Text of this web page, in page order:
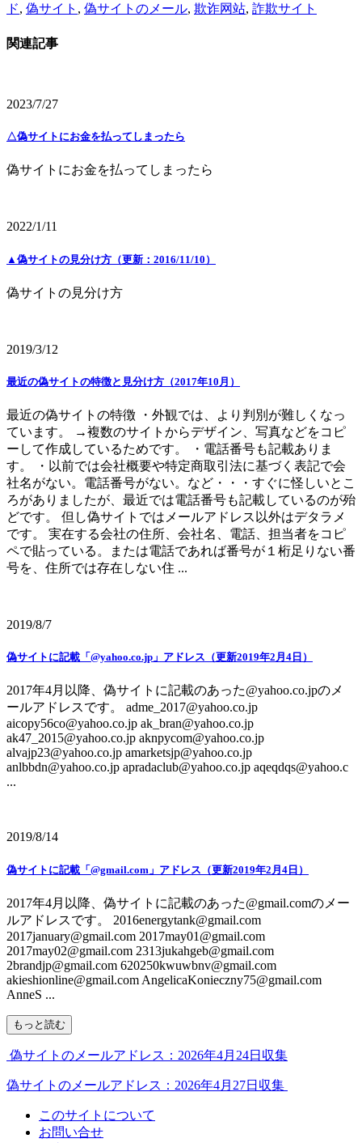
ド, 偽サイト , 偽サイトのメール, 欺诈网站, 詐欺サイト
関連記事
2023/7/27
△偽サイトにお金を払ってしまったら
偽サイトにお金を払ってしまったら
2022/1/11
▲偽サイトの見分け方（更新：2016/11/10）
偽サイトの見分け方
2019/3/12
最近の偽サイトの特徴と見分け方（2017年10月）
最近の偽サイトの特徴 ・外観では、より判別が難しくなっ
ています。 →複数のサイトからデザイン、写真などをコピ
ーして作成しているためです。 ・電話番号も記載ありま
す。 ・以前では会社概要や特定商取引法に基づく表記で会
社名がない。電話番号がない。など・・・すぐに怪しいとこ
ろがありましたが、最近では電話番号も記載しているのが殆
どです。 但し偽サイトではメールアドレス以外はデタラメ
です。 実在する会社の住所、会社名、電話、担当者をコピ
ペで貼っている。または電話であれば番号が１桁足りない番
号を、住所では存在しない住 ...
2019/8/7
偽サイトに記載「@yahoo.co.jp」アドレス（更新2019年2月4日）
2017年4月以降、偽サイトに記載のあった@yahoo.co.jpのメ
ールアドレスです。 adme_2017@yahoo.co.jp
aicopy56co@yahoo.co.jp ak_bran@yahoo.co.jp
ak47_2015@yahoo.co.jp aknpycom@yahoo.co.jp
alvajp23@yahoo.co.jp amarketsjp@yahoo.co.jp
anlbbdn@yahoo.co.jp apradaclub@yahoo.co.jp aqeqdqs@yahoo.c
...
2019/8/14
偽サイトに記載「@gmail.com」アドレス（更新2019年2月4日）
2017年4月以降、偽サイトに記載のあった@gmail.comのメー
ルアドレスです。 2016energytank@gmail.com
2017january@gmail.com 2017may01@gmail.com
2017may02@gmail.com 2313jukahgeb@gmail.com
2brandjp@gmail.com 620250kwuwbnv@gmail.com
akieshionline@gmail.com AngelicaKonieczny75@gmail.com
AnneS ...
もっと読む
偽サイトのメールアドレス：2026年4月24日収集
偽サイトのメールアドレス：2026年4月27日収集
このサイトについて
お問い合せ